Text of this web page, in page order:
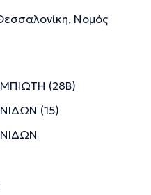
Νομός
(28Β)
(15)